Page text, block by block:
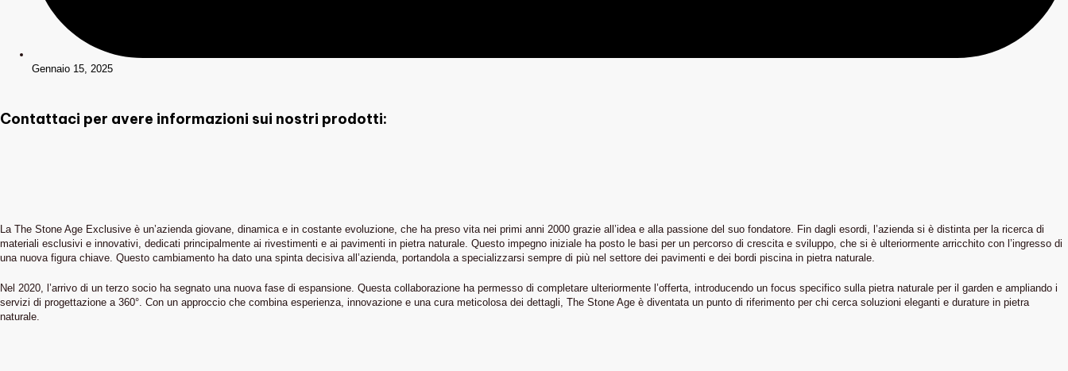
Gennaio 15, 2025
Contattaci per avere informazioni sui nostri prodotti:
La The Stone Age Exclusive è un’azienda giovane, dinamica e in costante evoluzione, che ha preso vita nei primi anni 2000 grazie all’idea e alla passione del suo fondatore. Fin dagli esordi, l’azienda si è distinta per la ricerca di
materiali esclusivi e innovativi, dedicati principalmente ai rivestimenti e ai pavimenti in pietra naturale. Questo impegno iniziale ha posto le basi per un percorso di crescita e sviluppo, che si è ulteriormente arricchito con l’ingresso di
una nuova figura chiave. Questo cambiamento ha dato una spinta decisiva all’azienda, portandola a specializzarsi sempre di più nel settore dei pavimenti e dei bordi piscina in pietra naturale.
Nel 2020, l’arrivo di un terzo socio ha segnato una nuova fase di espansione. Questa collaborazione ha permesso di completare ulteriormente l’offerta, introducendo un focus specifico sulla pietra naturale per il garden e ampliando i
servizi di progettazione a 360°. Con un approccio che combina esperienza, innovazione e una cura meticolosa dei dettagli, The Stone Age è diventata un punto di riferimento per chi cerca soluzioni eleganti e durature in pietra
naturale.